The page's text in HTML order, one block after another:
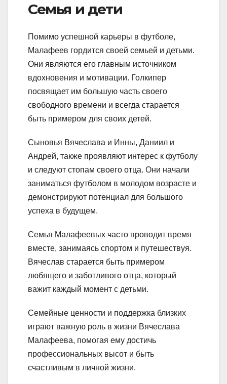
Семья и дети
Помимо успешной карьеры в футболе,
Малафеев гордится своей семьей и детьми.
Они являются его главным источником
вдохновения и мотивации. Голкипер
посвящает им большую часть своего
свободного времени и всегда старается
быть примером для своих детей.
Сыновья Вячеслава и Инны, Даниил и
Андрей, также проявляют интерес к футболу
и следуют стопам своего отца. Они начали
заниматься футболом в молодом возрасте и
демонстрируют потенциал для большого
успеха в будущем.
Семья Малафеевых часто проводит время
вместе, занимаясь спортом и путешествуя.
Вячеслав старается быть примером
любящего и заботливого отца, который
важит каждый момент с детьми.
Семейные ценности и поддержка близких
играют важную роль в жизни Вячеслава
Малафеева, помогая ему достичь
профессиональных высот и быть
счастливым в личной жизни.